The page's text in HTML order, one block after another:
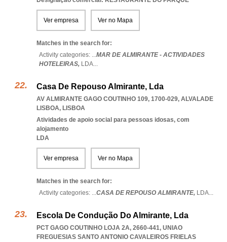
Ver empresa Ver no Mapa
Matches in the search for:
Activity categories: ...MAR DE ALMIRANTE - ACTIVIDADES
HOTELEIRAS, LDA...
Casa De Repouso Almirante, Lda
AV ALMIRANTE GAGO COUTINHO 109, 1700-029, ALVALADE
LISBOA, LISBOA
Atividades de apoio social para pessoas idosas, com
alojamento
LDA
Ver empresa Ver no Mapa
Matches in the search for:
Activity categories: ...CASA DE REPOUSO ALMIRANTE, LDA...
Escola De Condução Do Almirante, Lda
PCT GAGO COUTINHO LOJA 2A, 2660-441, UNIAO
FREGUESIAS SANTO ANTONIO CAVALEIROS FRIELAS